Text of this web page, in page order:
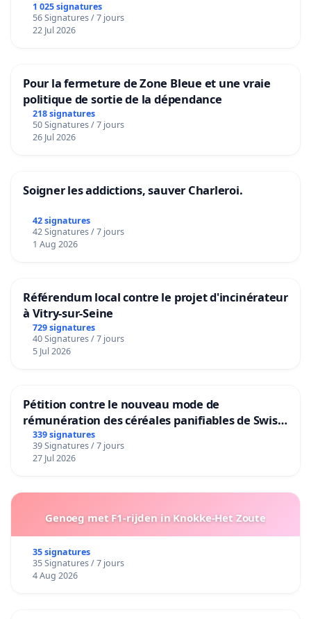
1 025 signatures
56 Signatures / 7 jours
22 Jul 2026
Pour la fermeture de Zone Bleue et une vraie
politique de sortie de la dépendance
218 signatures
50 Signatures / 7 jours
26 Jul 2026
Soigner les addictions, sauver Charleroi.
42 signatures
42 Signatures / 7 jours
1 Aug 2026
Référendum local contre le projet d'incinérateur
à Vitry-sur-Seine
729 signatures
40 Signatures / 7 jours
5 Jul 2026
Pétition contre le nouveau mode de
rémunération des céréales panifiables de Swiss
granum basé sur la teneur en protéines
339 signatures
39 Signatures / 7 jours
27 Jul 2026
Genoeg met F1-rijden in Knokke-Het Zoute
35 signatures
35 Signatures / 7 jours
4 Aug 2026